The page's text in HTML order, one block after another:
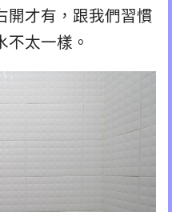
開才有，跟我們習慣
不太一樣。